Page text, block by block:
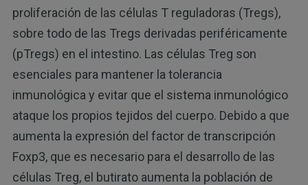
proliferación de las células T reguladoras (Tregs),
sobre todo de las Tregs derivadas periféricamente
(pTregs) en el intestino. Las células Treg son
esenciales para mantener la tolerancia
inmunológica y evitar que el sistema inmunológico
ataque los propios tejidos del cuerpo. Debido a que
aumenta la expresión del factor de transcripción
Foxp3, que es necesario para el desarrollo de las
células Treg, el butirato aumenta la población de